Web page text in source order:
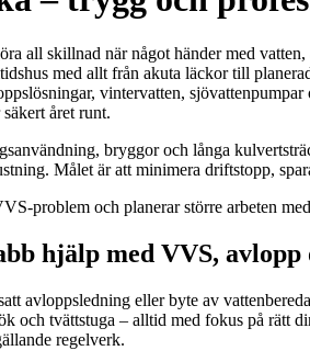
all skillnad när något händer med
med allt från akuta läckor till
vintervatten,
året runt.
bryggor och långa
Målet är att minimera driftstopp,
problem och planerar större arbeten
hjälp med VVS, avlopp
avloppsledning eller byte av
och tvättstuga – alltid med fokus på rätt
regelverk.